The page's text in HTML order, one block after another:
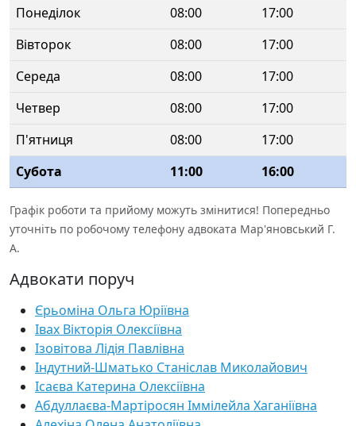
Понеділок 08:00
17:00
Вівторок
08:00
17:00
Середа
08:00
17:00
Четвер
08:00
17:00
П'ятниця
08:00
17:00
Субота
11:00 16:00
Графік роботи та прийому можуть змінитися! Попередньо
уточніть по робочому телефону адвоката Мар'яновський Г.
А.
Адвокати поруч
Єрьоміна Ольга Юріївна
Івах Вікторія Олексіївна
Ізовітова Лідія Павлівна
Індутний-Шматько Станіслав Миколайович
Ісаєва Катерина Олексіївна
Абдуллаєва-Мартіросян Іммілейла Хаганіївна